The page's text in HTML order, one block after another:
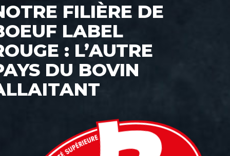
FILIÈRE DE
LABEL
: L’AUTRE
DU BOVIN